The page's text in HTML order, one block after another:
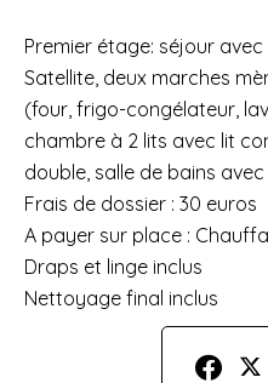
Premier étage: séjour
Satellite, deux marches
(four, frigo-congélateur,
chambre à 2 lits avec lit
double, salle de bains
Frais de dossier : 30 euros
A payer sur place :
Draps et linge inclus
Nettoyage final inclus